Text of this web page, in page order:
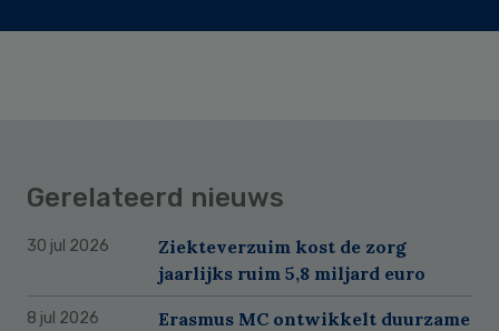
Gerelateerd nieuws
30 jul 2026
Ziekteverzuim kost de zorg
jaarlijks ruim 5,8 miljard euro
8 jul 2026
Erasmus MC ontwikkelt duurzame